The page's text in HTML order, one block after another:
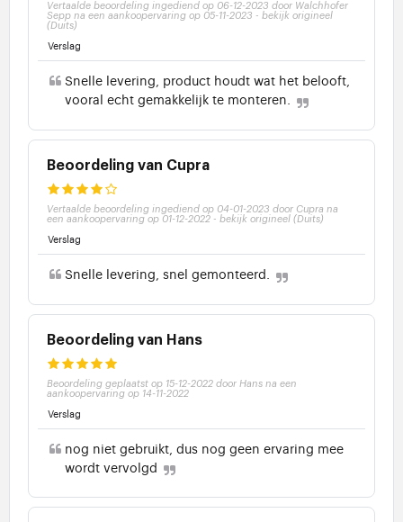
Vertaalde beoordeling ingediend op 06-12-2023 door Walchhofer
Sepp na een aankoopervaring op 05-11-2023 - bekijk origineel
(Duits)
Verslag
Snelle levering, product houdt wat het belooft,
vooral echt gemakkelijk te monteren.
Beoordeling van Cupra
Vertaalde beoordeling ingediend op 04-01-2023 door Cupra na
een aankoopervaring op 01-12-2022 - bekijk origineel (Duits)
Verslag
Snelle levering, snel gemonteerd.
Beoordeling van Hans
Beoordeling geplaatst op 15-12-2022 door Hans na een
aankoopervaring op 14-11-2022
Verslag
nog niet gebruikt, dus nog geen ervaring mee
wordt vervolgd